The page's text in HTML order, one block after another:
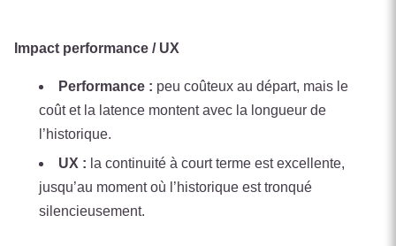
Impact performance / UX
Performance : peu coûteux au départ, mais le
coût et la latence montent avec la longueur de
l’historique.
UX : la continuité à court terme est excellente,
jusqu’au moment où l’historique est tronqué
silencieusement.